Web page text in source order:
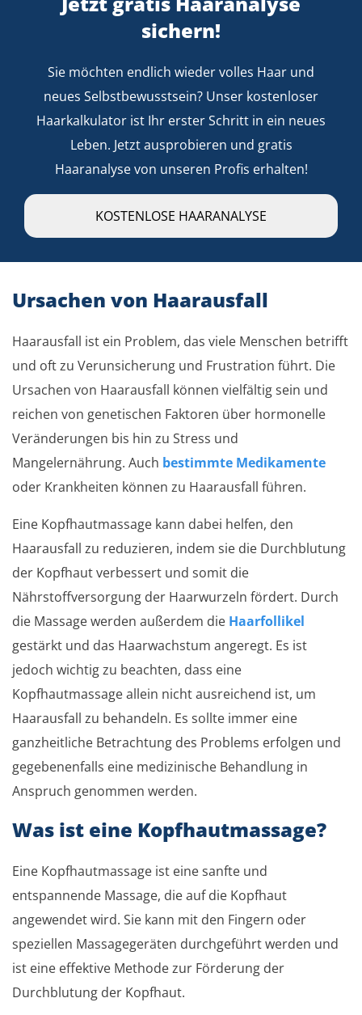
sichern!
Sie möchten endlich wieder volles Haar und
neues Selbstbewusstsein? Unser kostenloser
Haarkalkulator ist Ihr erster Schritt in ein neues
Leben. Jetzt ausprobieren und gratis
Haaranalyse von unseren Profis erhalten!
KOSTENLOSE HAARANALYSE
Ursachen von Haarausfall
Haarausfall ist ein Problem, das viele Menschen betrifft
und oft zu Verunsicherung und Frustration führt. Die
Ursachen von Haarausfall können vielfältig sein und
reichen von genetischen Faktoren über hormonelle
Veränderungen bis hin zu Stress und
Mangelernährung. Auch bestimmte Medikamente
oder Krankheiten können zu Haarausfall führen.
Eine Kopfhautmassage kann dabei helfen, den
Haarausfall zu reduzieren, indem sie die Durchblutung
der Kopfhaut verbessert und somit die
Nährstoffversorgung der Haarwurzeln fördert. Durch
die Massage werden außerdem die Haarfollikel
gestärkt und das Haarwachstum angeregt. Es ist
jedoch wichtig zu beachten, dass eine
Kopfhautmassage allein nicht ausreichend ist, um
Haarausfall zu behandeln. Es sollte immer eine
ganzheitliche Betrachtung des Problems erfolgen und
gegebenenfalls eine medizinische Behandlung in
Anspruch genommen werden.
Was ist eine Kopfhautmassage?
Eine Kopfhautmassage ist eine sanfte und
entspannende Massage, die auf die Kopfhaut
angewendet wird. Sie kann mit den Fingern oder
speziellen Massagegeräten durchgeführt werden und
ist eine effektive Methode zur Förderung der
Durchblutung der Kopfhaut.